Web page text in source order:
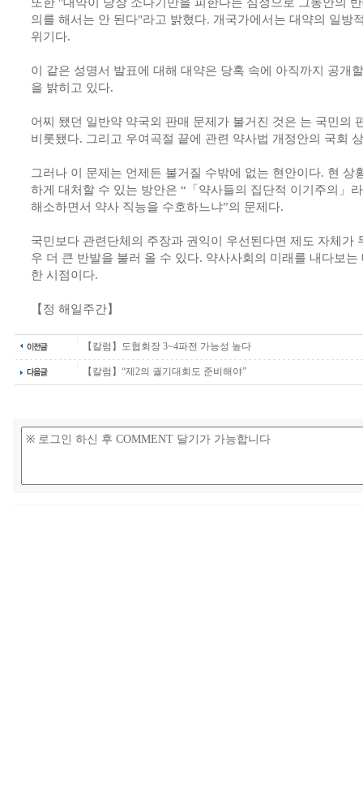
의를 해서는 안 된다"라고 밝혔다. 개국가에서는 대약의 일방
위기다.
이 같은 성명서 발표에 대해 대약은 당혹 속에 아직까지 공개
을 밝히고 있다.
어찌 됐던 일반약 약국외 판매 문제가 불거진 것은 는 국민의
비롯됐다. 그리고 우여곡절 끝에 관련 약사법 개정안의 국회
그러나 이 문제는 언제든 불거질 수밖에 없는 현안이다. 현 상
하게 대처할 수 있는 방안은 “「약사들의 집단적 이기주의」
해소하면서 약사 직능을 수호하느냐”의 문제다.
국민보다 관련단체의 주장과 권익이 우선된다면 제도 자체가
우 더 큰 반발을 불러 올 수 있다. 약사사회의 미래를 내다보
한 시점이다.
【정 해일주간】
【칼럼】도협회장 3~4파전 가능성 높다
【칼럼】“제2의 궐기대회도 준비해야”